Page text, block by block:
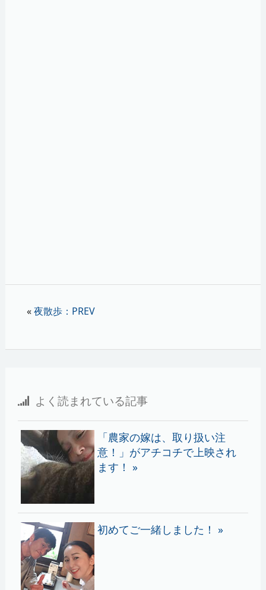
«夜散歩：PREV
よく読まれている記事
「農家の嫁は、取り扱い注
意！」がアチコチで上映され
ます！ »
初めてご一緒しました！ »